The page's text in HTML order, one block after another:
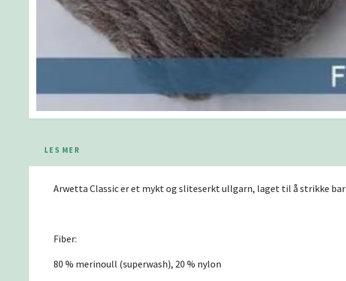
LES MER
Arwetta Classic er et mykt og sliteserkt ullgarn, laget til å strikke
Fiber:
80 % merinoull (superwash), 20 % nylon